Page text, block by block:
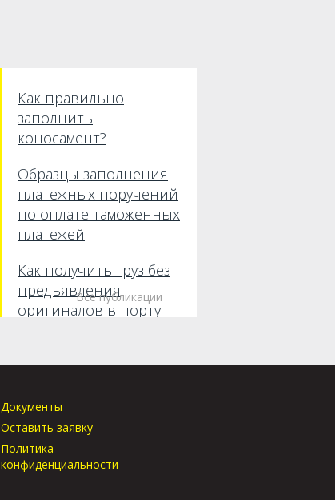
Как правильно
заполнить
коносамент?
Образцы заполнения
платежных поручений
по оплате таможенных
платежей
Как получить груз без
предъявления
оригиналов в порту
Все публикации
Документы
Оставить заявку
Политика
конфиденциальности